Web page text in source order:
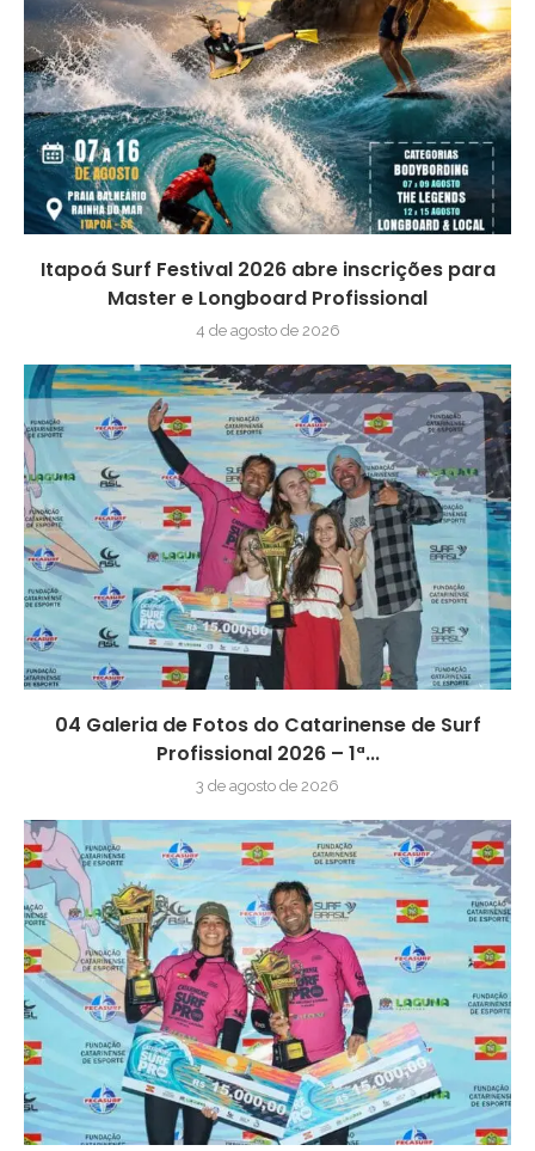
Itapoá Surf Festival 2026 abre inscrições para
Master e Longboard Profissional
4 de agosto de 2026
04 Galeria de Fotos do Catarinense de Surf
Profissional 2026 – 1ª...
3 de agosto de 2026